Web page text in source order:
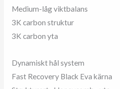
Medium-låg viktbalans
3K carbon struktur
3K carbon yta
Dynamiskt hål system
Fast Recovery Black Eva kärna